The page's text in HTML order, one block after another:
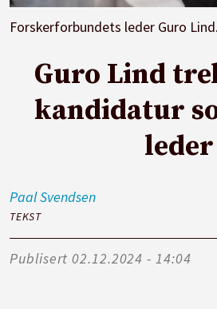
Forskerforbundets leder Guro Lind.
Guro Lind
kandidatur
leder
PaalSvendsen
TEKST
Publisert 02.12.2024 - 14:04